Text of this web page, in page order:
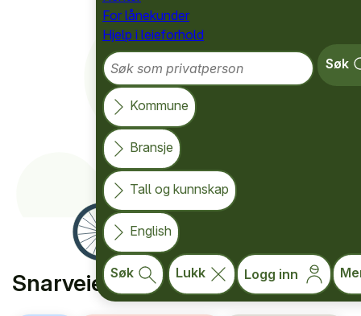
For lånekunder
Hjelp i leieforhold
Søk som privatperson
Søk
Kommune
Bransje
Tall og kunnskap
English
Søk Lukk Logg inn
Forside for privatpersoner
Snarveier